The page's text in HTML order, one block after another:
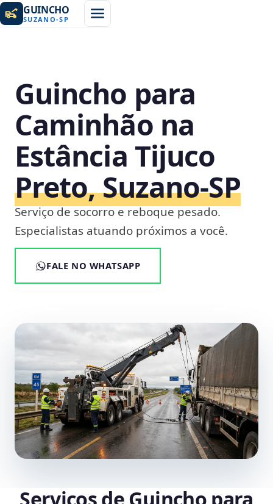
GUINCHO
SUZANO-SP
Guincho para
Caminhão na
Estância Tijuco
Preto, Suzano‑SP
Serviço de socorro e reboque pesado.
Especialistas atuando próximos a você.
FALE NO WHATSAPP